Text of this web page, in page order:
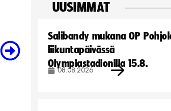
UUSIMMAT
Salibandy mukana OP
liikuntapäivässä
Olympiastadionilla 15.8.
08.08.2026